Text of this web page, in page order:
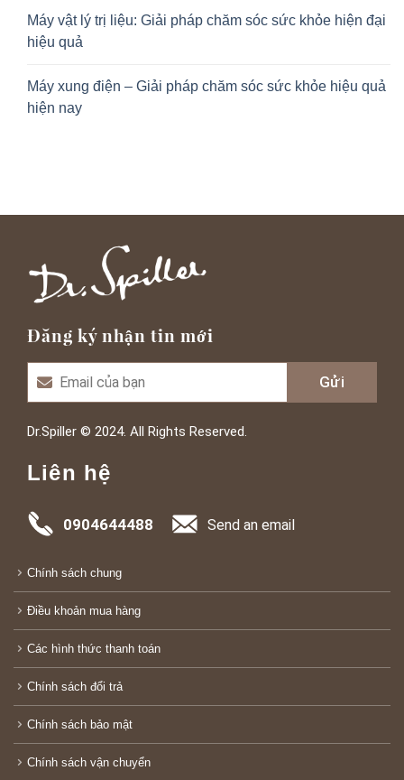
Máy vật lý trị liệu: Giải pháp chăm sóc sức khỏe hiện đại
hiệu quả
Máy xung điện – Giải pháp chăm sóc sức khỏe hiệu quả
hiện nay
Đăng ký nhận tin mới
Dr.Spiller © 2024. All Rights Reserved.
Liên hệ
0904644488 Send an email
Chính sách chung
Điều khoản mua hàng
Các hình thức thanh toán
Chính sách đổi trả
Chính sách bảo mật
Chính sách vận chuyển